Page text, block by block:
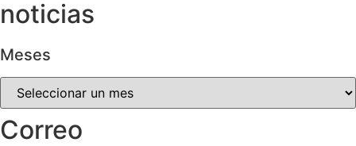
noticias
Meses
Meses
Correo